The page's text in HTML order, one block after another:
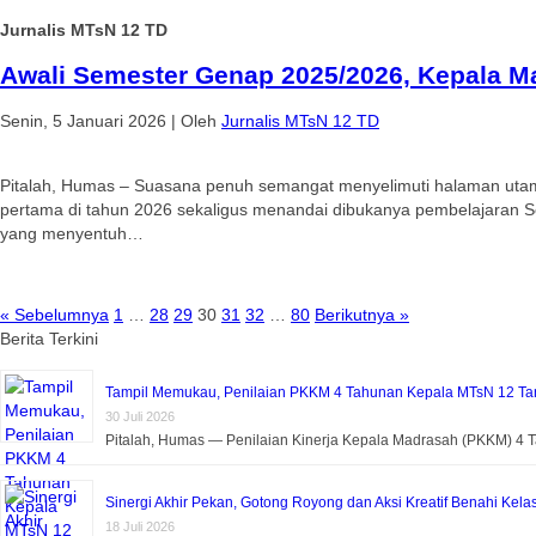
Jurnalis MTsN 12 TD
Awali Semester Genap 2025/2026, Kepala
Senin, 5 Januari 2026 | Oleh Jurnalis MTsN 12 TD
Pitalah, Humas – Suasana penuh semangat menyelimuti halaman
pertama di tahun 2026 sekaligus menandai dibukanya pembelajaran
yang menyentuh…
« Sebelumnya 1 28 29 30 31 32 80 Berikutnya »
Berita Terkini
Tampil Memukau, Penilaian PKKM 4 Tahunan Kepala MTsN 12
30 Juli 2026
Pitalah, Humas — Penilaian Kinerja Kepala Madrasah (PKKM) 4
Sinergi Akhir Pekan, Gotong Royong dan Aksi Kreatif Benahi
18 Juli 2026